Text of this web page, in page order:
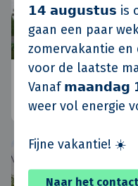
𝟭𝟰 𝗮𝘂𝗴𝘂𝘀𝘁𝘂𝘀 is
gaan een paar
zomervakantie
voor de laatste
Vanaf 𝗺𝗮𝗮𝗻𝗱𝗮𝗴
weer vol energie
Fijne vakantie! ☀️
Naar het
Koninko, Polen
Posen, Polen•